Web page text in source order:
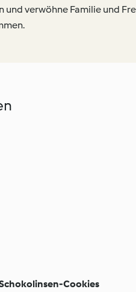
und verwöhne Familie und
Cookies